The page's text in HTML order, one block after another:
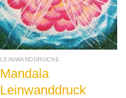
LEINWANDDRUCKE
Mandala
Leinwanddruck